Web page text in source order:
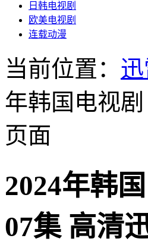
日韩电视剧
欧美电视剧
连载动漫
当前位置：
年韩国电视
页面
2024年韩
07集 高清